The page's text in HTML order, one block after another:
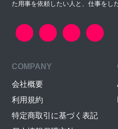
た用事を依頼したい人と、仕事をし
COMPANY
会社概要
利用規約
特定商取引に基づく表記